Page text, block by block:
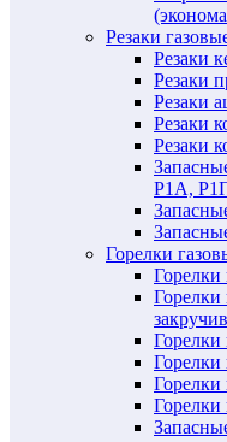
Резаки
Резаки
Резаки
Резаки
Резаки
Резаки
Р1А,
Горелки
Горелки
Горелки
Горелки
Горелки
Горелки